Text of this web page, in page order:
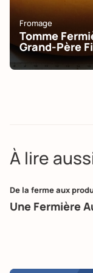
Fromage
Tomme
Grand-Père
À lire
De la ferme aux
Une Fermière